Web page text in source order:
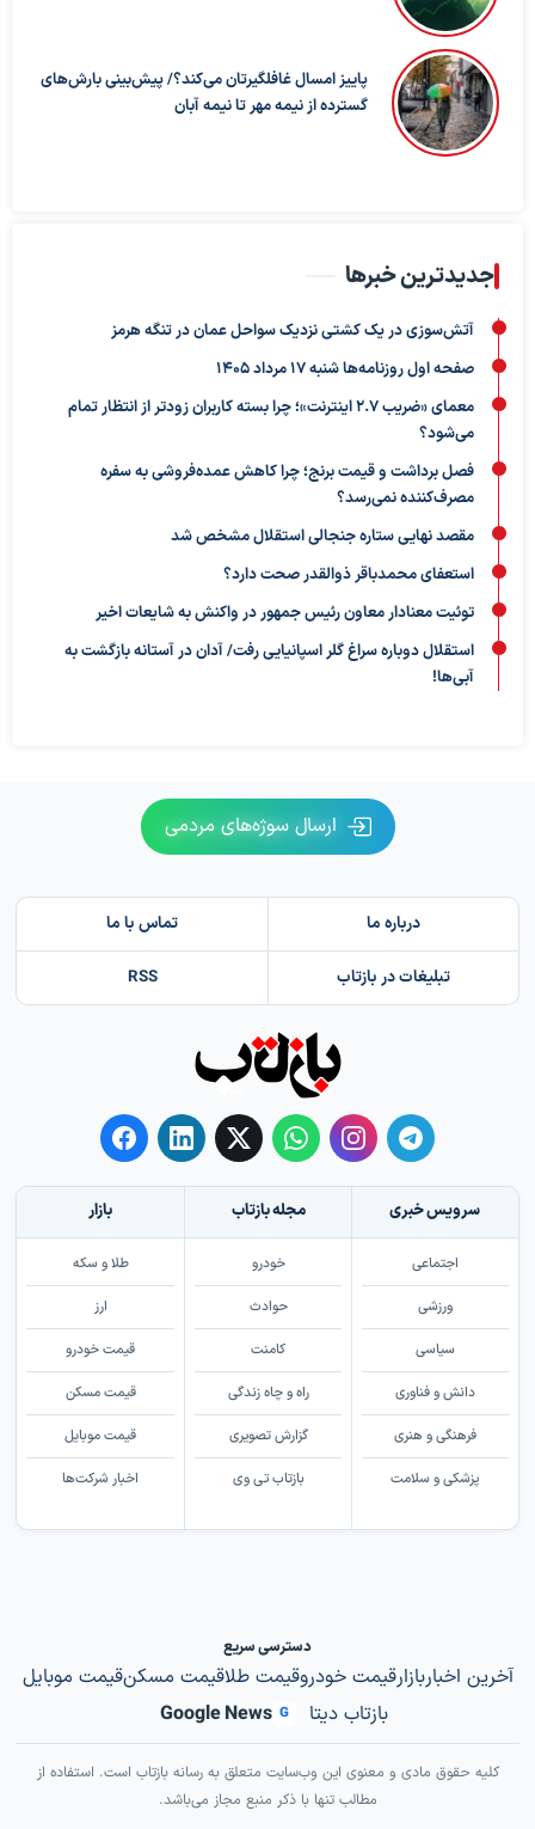
پاییز امسال غافلگیرتان می‌کند؟/ پیش‌بینی بارش‌های
گسترده از نیمه مهر تا نیمه آبان
جدیدترین خبرها
آتش‌سوزی در یک کشتی نزدیک سواحل عمان در تنگه هرمز
صفحه اول روزنامه‌ها شنبه 17 مرداد 1405
معمای «ضریب ۲.۷ اینترنت»؛ چرا بسته کاربران زودتر از انتظار تمام
می‌شود؟
فصل برداشت و قیمت برنج؛ چرا کاهش عمده‌فروشی به سفره
مصرف‌کننده نمی‌رسد؟
مقصد نهایی ستاره جنجالی استقلال مشخص شد
استعفای محمدباقر ذوالقدر صحت دارد؟
توئیت معنادار معاون رئیس جمهور در واکنش به شایعات اخیر
استقلال دوباره سراغ گلر اسپانیایی رفت/ آدان در آستانه بازگشت به
آبی‌ها!
ارسال سوژه‌های مردمی
درباره ما تماس با ما
تبلیغات در بازتاب RSS
سرویس خبری
اجتماعی
ورزشی
سیاسی
دانش و فناوری
فرهنگی و هنری
پزشکی و سلامت
مجله بازتاب
خودرو
حوادث
کامنت
راه و چاه زندگی
گزارش تصویری
بازتاب تی وی
بازار
طلا و سکه
ارز
قیمت خودرو
قیمت مسکن
قیمت موبایل
اخبار شرکت‌ها
دسترسی سریع
آخرین اخباربازارقیمت خودروقیمت طلاقیمت مسکنقیمت موبایل
بازتاب دیتا
G
Google News
کلیه حقوق مادی و معنوی این وب‌سایت متعلق به رسانه بازتاب است. استفاده از
مطالب تنها با ذکر منبع مجاز می‌باشد.